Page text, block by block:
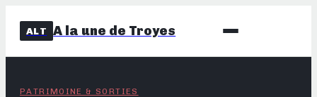
ALT A la une de Troyes
PATRIMOINE & SORTIES